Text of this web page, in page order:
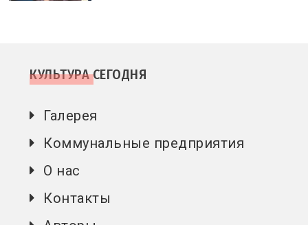
КУЛЬТУРА СЕГОДНЯ
Галерея
Коммунальные предприятия
О нас
Контакты